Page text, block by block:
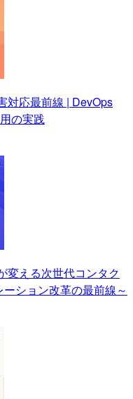
対応最前線 | DevOps
の実践
変える次世代コンタク
ション改革の最前線～